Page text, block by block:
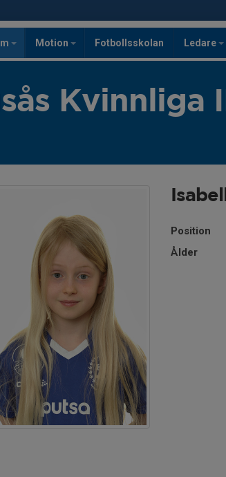
Motion Fotbollsskolan Ledare
Kvinnliga
Position
Ålder